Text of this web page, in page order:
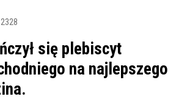
2328
się plebiscyt
na najlepszego